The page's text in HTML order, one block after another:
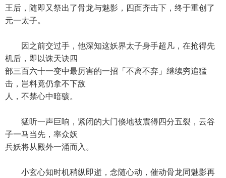
王后，随即又祭出了骨龙与魅影，四面齐击下，终于重创了
元一太子。
因之前交过手，他深知这妖界太子身手超凡，在抢得先
机后，即以诛天诀四
部三百六十一变中最厉害的一招「不离不弃」继续穷追猛
击，岂料竟仍拿不下敌
人，不禁心中暗骇。
猛听一声巨响，紧闭的大门倏地被震得四分五裂，云谷
子一马当先，率众妖
兵妖将从殿外一涌而入。
小玄心知时机稍纵即逝，念随心动，催动骨龙同魅影再